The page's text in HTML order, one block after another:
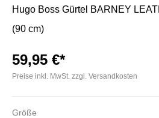
Hugo Boss Gürtel BARNEY
(90 cm)
59,95 €*
Preise inkl. MwSt. zzgl. Versandkosten
Größe